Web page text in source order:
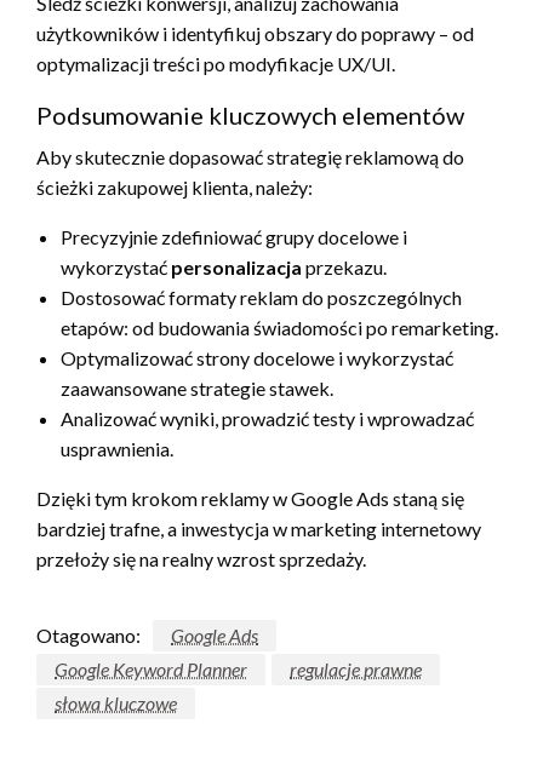
użytkowników i identyfikuj obszary do poprawy – od
optymalizacji treści po modyfikacje UX/UI.
Podsumowanie kluczowych elementów
Aby skutecznie dopasować strategię reklamową do
ścieżki zakupowej klienta, należy:
Precyzyjnie zdefiniować grupy docelowe i
wykorzystać personalizacja przekazu.
Dostosować formaty reklam do poszczególnych
etapów: od budowania świadomości po remarketing.
Optymalizować strony docelowe i wykorzystać
zaawansowane strategie stawek.
Analizować wyniki, prowadzić testy i wprowadzać
usprawnienia.
Dzięki tym krokom reklamy w Google Ads staną się
bardziej trafne, a inwestycja w marketing internetowy
przełoży się na realny wzrost sprzedaży.
Otagowano:
Google Ads
Google Keyword Planner
regulacje prawne
słowa kluczowe